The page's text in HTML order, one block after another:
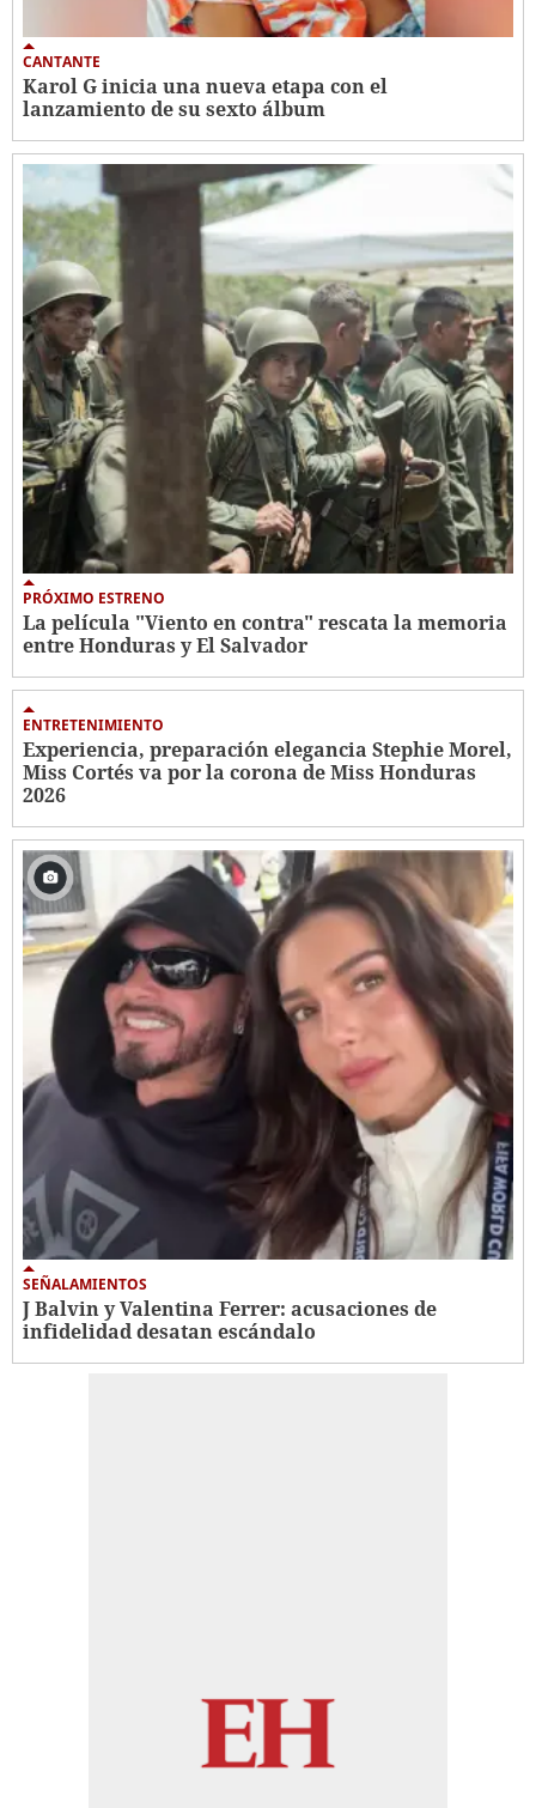
CANTANTE
Karol G inicia una nueva etapa con el
lanzamiento de su sexto álbum
PRÓXIMO ESTRENO
La película "Viento en contra" rescata la memoria
entre Honduras y El Salvador
ENTRETENIMIENTO
Experiencia, preparación elegancia Stephie Morel,
Miss Cortés va por la corona de Miss Honduras
2026
SEÑALAMIENTOS
J Balvin y Valentina Ferrer: acusaciones de
infidelidad desatan escándalo